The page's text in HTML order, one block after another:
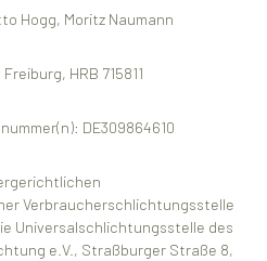
Hogg, Moritz Naumann
HRB 715811
DE309864610
Verbraucherschlichtungsstelle
Universalschlichtungsstelle des
e.V., Straßburger Straße 8,